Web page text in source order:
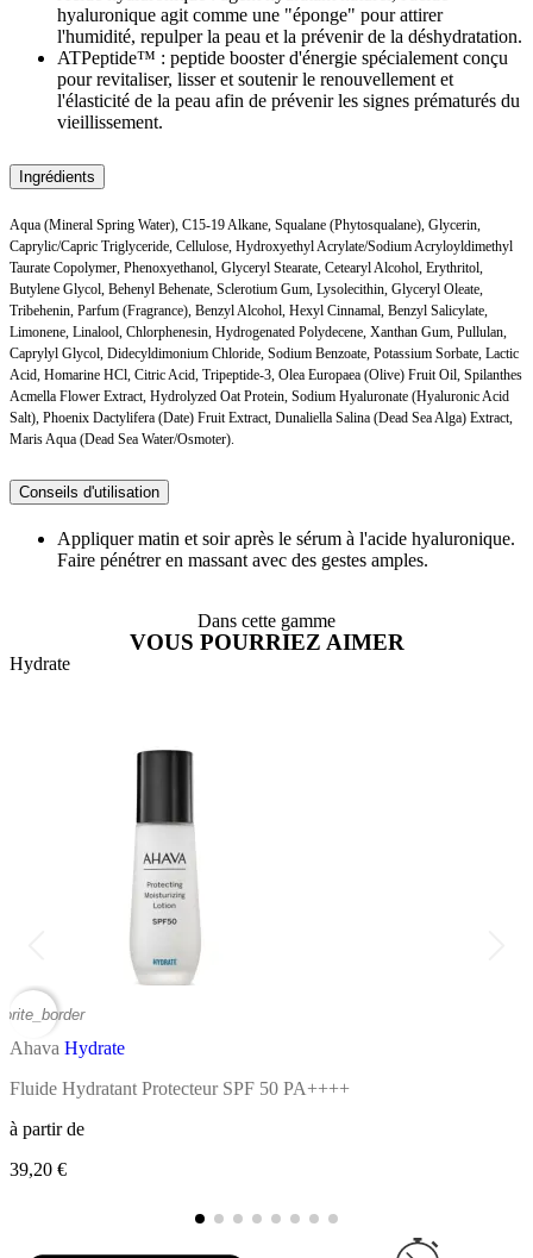
hyaluronique agit comme une "éponge" pour attirer
l'humidité, repulper la peau et la prévenir de la déshydratation.
ATPeptide™ : peptide booster d'énergie spécialement conçu
pour revitaliser, lisser et soutenir le renouvellement et
l'élasticité de la peau afin de prévenir les signes prématurés du
vieillissement.
Ingrédients
Aqua (Mineral Spring Water), C15-19 Alkane, Squalane (Phytosqualane), Glycerin,
Caprylic/Capric Triglyceride, Cellulose, Hydroxyethyl Acrylate/Sodium Acryloyldimethyl
Taurate Copolymer, Phenoxyethanol, Glyceryl Stearate, Cetearyl Alcohol, Erythritol,
Butylene Glycol, Behenyl Behenate, Sclerotium Gum, Lysolecithin, Glyceryl Oleate,
Tribehenin, Parfum (Fragrance), Benzyl Alcohol, Hexyl Cinnamal, Benzyl Salicylate,
Limonene, Linalool, Chlorphenesin, Hydrogenated Polydecene, Xanthan Gum, Pullulan,
Caprylyl Glycol, Didecyldimonium Chloride, Sodium Benzoate, Potassium Sorbate, Lactic
Acid, Homarine HCl, Citric Acid, Tripeptide-3, Olea Europaea (Olive) Fruit Oil, Spilanthes
Acmella Flower Extract, Hydrolyzed Oat Protein, Sodium Hyaluronate (Hyaluronic Acid
Salt), Phoenix Dactylifera (Date) Fruit Extract, Dunaliella Salina (Dead Sea Alga) Extract,
Maris Aqua (Dead Sea Water/Osmoter).
Conseils d'utilisation
Appliquer matin et soir après le sérum à l'acide hyaluronique.
Faire pénétrer en massant avec des gestes amples.
Dans cette gamme
VOUS POURRIEZ AIMER
Hydrate
Ahava Hydrate
Fluide Hydratant Protecteur SPF 50 PA++++
à partir de
39,20 €